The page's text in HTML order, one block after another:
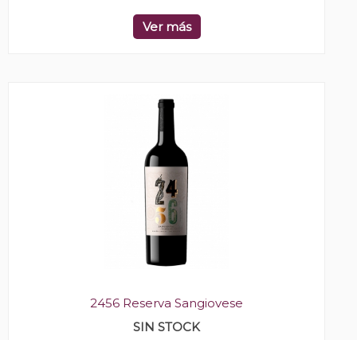
Ver más
2456 Reserva Sangiovese
SIN STOCK